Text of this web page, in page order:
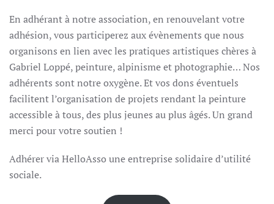
En adhérant à notre association, en renouvelant votre
adhésion, vous participerez aux évènements que nous
organisons en lien avec les pratiques artistiques chères à
Gabriel Loppé, peinture, alpinisme et photographie… Nos
adhérents sont notre oxygène. Et vos dons éventuels
facilitent l’organisation de projets rendant la peinture
accessible à tous, des plus jeunes au plus âgés. Un grand
merci pour votre soutien !
Adhérer via HelloAsso une entreprise solidaire d’utilité
sociale.